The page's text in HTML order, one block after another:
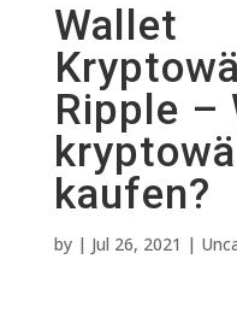
Wallet
Ripple –
kaufen?
by | Jul 26, 2021 |